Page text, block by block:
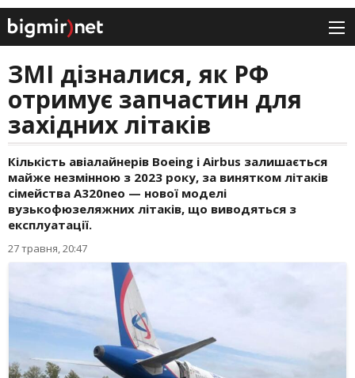
ЗМІ дізналися, як РФ
отримує запчастин для
західних літаків
Кількість авіалайнерів Boeing і Airbus залишається
майже незмінною з 2023 року, за винятком літаків
сімейства A320neo — нової моделі
вузькофюзеляжних літаків, що виводяться з
експлуатації.
27 травня, 20:47